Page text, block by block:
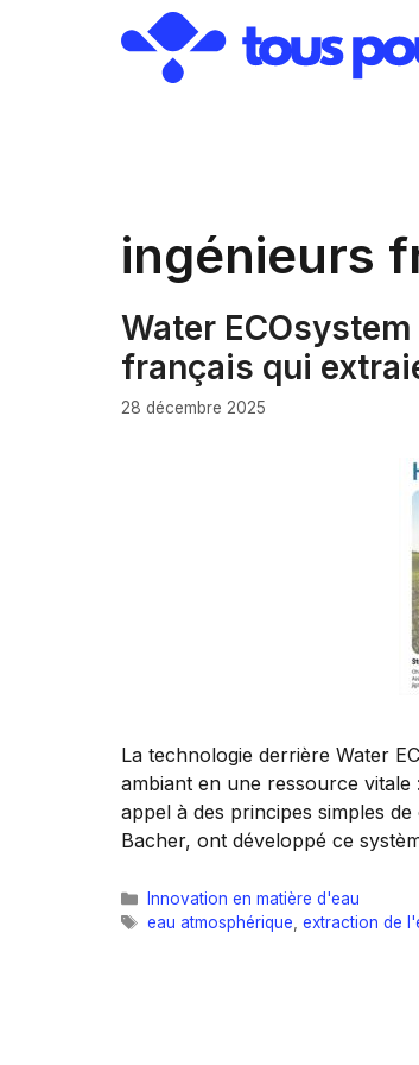
ingénieurs
Water
français qui
28 décembre 2025
La technologie derrière Water
ambiant en une ressource vitale
appel à des principes simples
Bacher, ont développé ce
Catégories
Innovation en matière d'eau
Étiquettes
eau atmosphérique extraction de